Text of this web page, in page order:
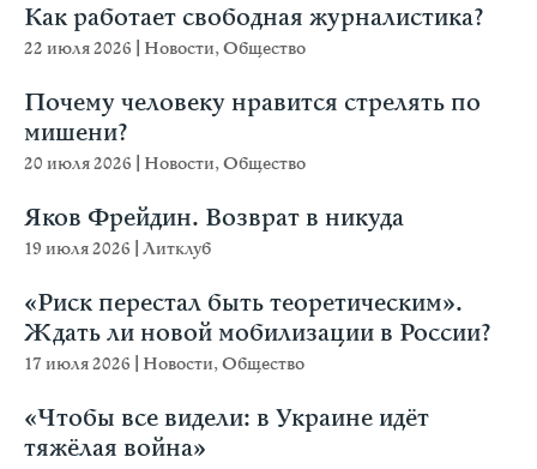
Как работает свободная журналистика?
22 июля 2026 Новости,Общество
Почему человеку нравится стрелять по
мишени?
20 июля 2026 Новости,Общество
Яков Фрейдин. Возврат в никуда
19 июля 2026 Литклуб
«Риск перестал быть теоретическим».
Ждать ли новой мобилизации в России?
17 июля 2026 Новости,Общество
«Чтобы все видели: в Украине идёт
тяжёлая война»